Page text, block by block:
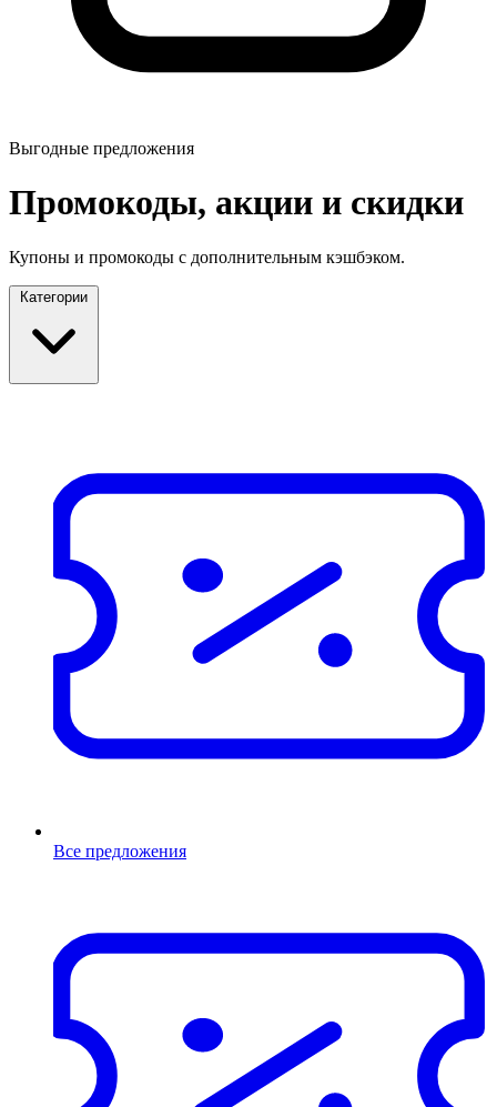
Выгодные предложения
Промокоды, акции и скидки
Купоны и промокоды с дополнительным кэшбэком.
Категории
Все предложения